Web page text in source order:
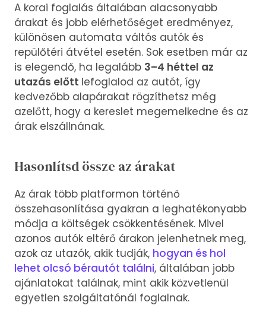
A korai foglalás általában alacsonyabb
árakat és jobb elérhetőséget eredményez,
különösen automata váltós autók és
repülőtéri átvétel esetén. Sok esetben már az
is elegendő, ha legalább 3–4 héttel az
utazás előtt lefoglalod az autót, így
kedvezőbb alapárakat rögzíthetsz még
azelőtt, hogy a kereslet megemelkedne és az
árak elszállnának.
Hasonlítsd össze az árakat
Az árak több platformon történő
összehasonlítása gyakran a leghatékonyabb
módja a költségek csökkentésének. Mivel
azonos autók eltérő árakon jelenhetnek meg,
azok az utazók, akik tudják, hogyan és hol
lehet olcsó bérautót találni, általában jobb
ajánlatokat találnak, mint akik közvetlenül
egyetlen szolgáltatónál foglalnak.